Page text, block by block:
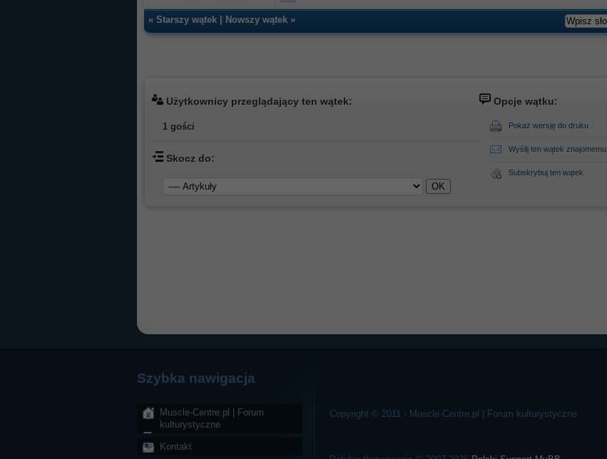
« Starszy wątek Nowszy wątek »
Użytkownicy przeglądający ten wątek:
1 gości
Skocz do:
Opcje wątku:
Pokaż wersję do druku
Wyślij ten wątek znajomemu
Subskrybuj ten wątek
Szybka nawigacja
Muscle-Centre.pl | Forum
kulturystyczne
Kontakt
Copyright © 2011 - Muscle-Centre.pl | Forum kulturystyczne.